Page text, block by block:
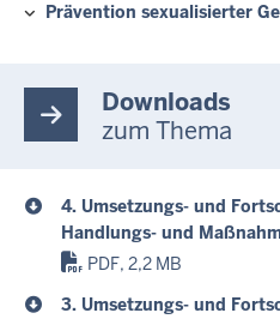
Prävention sexualisierter
Downloads
zum Thema
4. Umsetzungs- und
Handlungs- und
PDF, 2,2 MB
3. Umsetzungs- und